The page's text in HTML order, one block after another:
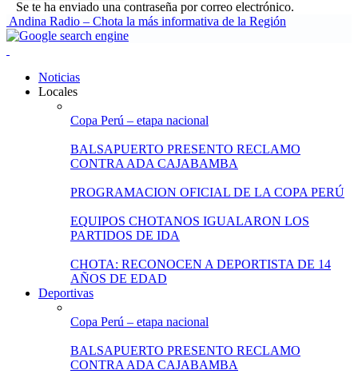
Se te ha enviado una contraseña por correo electrónico.
Andina Radio – Chota la más informativa de la Región
Noticias
Locales
Copa Perú – etapa nacional
BALSAPUERTO PRESENTO RECLAMO
CONTRA ADA CAJABAMBA
PROGRAMACION OFICIAL DE LA COPA PERÚ
EQUIPOS CHOTANOS IGUALARON LOS
PARTIDOS DE IDA
CHOTA: RECONOCEN A DEPORTISTA DE 14
AÑOS DE EDAD
Deportivas
Copa Perú – etapa nacional
BALSAPUERTO PRESENTO RECLAMO
CONTRA ADA CAJABAMBA